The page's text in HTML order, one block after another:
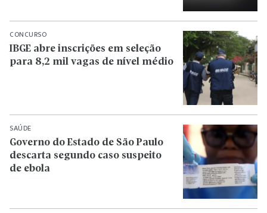
CONCURSO
IBGE abre inscrições em seleção
para 8,2 mil vagas de nível médio
SAÚDE
Governo do Estado de São Paulo
descarta segundo caso suspeito
de ebola